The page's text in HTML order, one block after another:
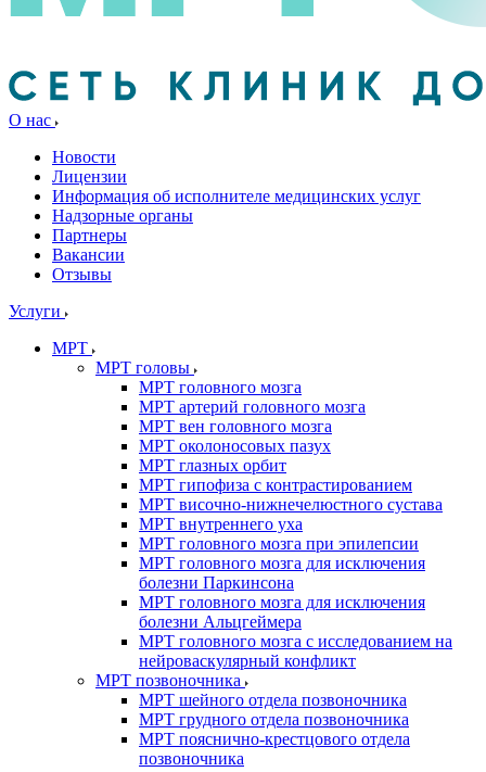
О нас
Новости
Лицензии
Информация об исполнителе медицинских услуг
Надзорные органы
Партнеры
Вакансии
Отзывы
Услуги
МРТ
МРТ головы
МРТ головного мозга
МРТ артерий головного мозга
МРТ вен головного мозга
МРТ околоносовых пазух
МРТ глазных орбит
МРТ гипофиза с контрастированием
МРТ височно-нижнечелюстного сустава
МРТ внутреннего уха
МРТ головного мозга при эпилепсии
МРТ головного мозга для исключения
болезни Паркинсона
МРТ головного мозга для исключения
болезни Альцгеймера
МРТ головного мозга с исследованием на
нейроваскулярный конфликт
МРТ позвоночника
МРТ шейного отдела позвоночника
МРТ грудного отдела позвоночника
МРТ пояснично-крестцового отдела
позвоночника